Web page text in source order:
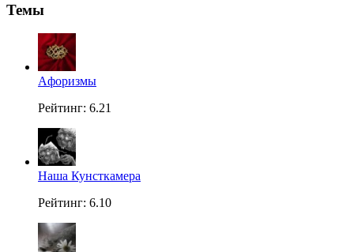
Темы
Aфоризмы
Рейтинг: 6.21
Наша Кунсткамера
Рейтинг: 6.10